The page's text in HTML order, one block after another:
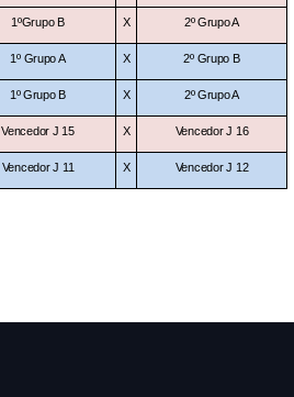
1ºGrupo B X 2º Grupo A
1º Grupo A X 2º Grupo B
1º Grupo B X 2º Grupo A
Vencedor J 15 X Vencedor J 16
Vencedor J 11 X Vencedor J 12